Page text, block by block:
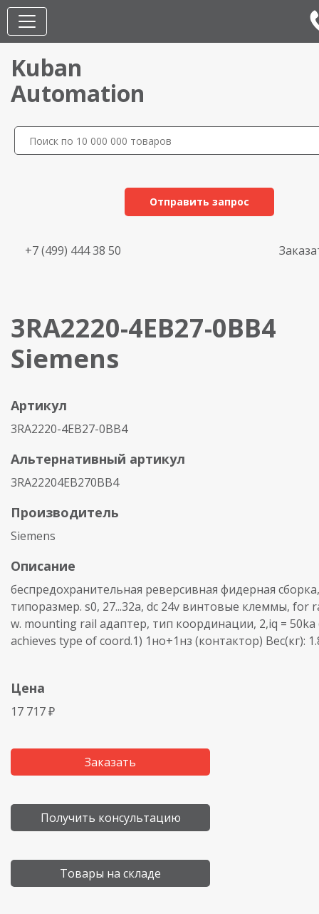
Kuban
Automation
Отправить запрос
+7 (499) 444 38 50
3RA2220-4EB27-0BB4
Siemens
Артикул
3RA2220-4EB27-0BB4
Альтернативный артикул
3RA22204EB270BB4
Производитель
Siemens
Описание
беспредохранительная реверсивная фидерная
типоразмер. s0, 27...32a, dc 24v винтовые клеммы, for
w. mounting rail адаптер, тип координации, 2,iq = 50ka
achieves type of coord.1) 1но+1нз (контактор) Вес(кг):
Цена
17 717 ₽
Заказать
Получить консультацию
Товары на складе